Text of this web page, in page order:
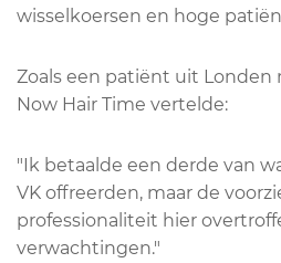
wisselkoersen en hoge
Zoals een patiënt uit Londen
Now Hair Time vertelde:
"Ik betaalde een derde van
VK offreerden, maar de
professionaliteit hier
verwachtingen."